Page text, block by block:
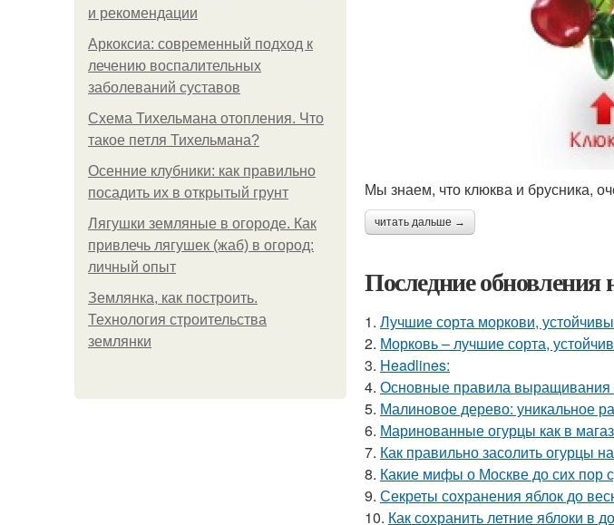
и рекомендации
Аркоксиа: современный подход к
лечению воспалительных
заболеваний суставов
Схема Тихельмана отопления. Что
такое петля Тихельмана?
Осенние клубники: как правильно
посадить их в открытый грунт
Лягушки земляные в огороде. Как
привлечь лягушек (жаб) в огород:
личный опыт
Землянка, как построить.
Технология строительства
землянки
Мы знаем, что клюква и брусника,
читать дальше →
Последние обновления
1. Лучшие сорта моркови,
2. Морковь – лучшие сорта,
3. Headlines:
4. Основные правила выращивания
5. Малиновое дерево: уникальное
6. Маринованные огурцы как в
7. Как правильно засолить огурцы
8. Какие мифы о Москве до сих пор
9. Секреты сохранения яблок до
10. Как сохранить летние яблоки в